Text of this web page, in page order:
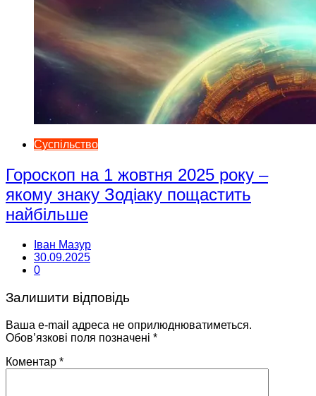
Суспільство
Гороскоп на 1 жовтня 2025 року –
якому знаку Зодіаку пощастить
найбільше
Іван Мазур
30.09.2025
0
Залишити відповідь
Ваша e-mail адреса не оприлюднюватиметься.
Обов’язкові поля позначені *
Коментар *